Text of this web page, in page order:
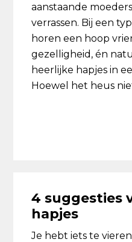
aanstaande
verrassen. Bij een
horen een hoop
gezelligheid, én
heerlijke hapjes in
Hoewel het heus
4 suggesties
hapjes
Je hebt iets te